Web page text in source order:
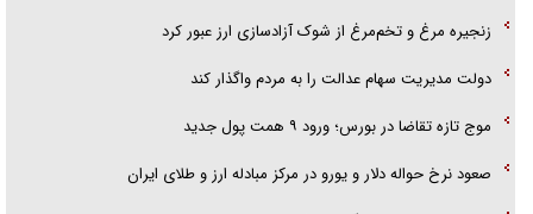
زنجیره مرغ و تخم‌مرغ از شوک آزادسازی ارز عبور کرد
دولت مدیریت سهام عدالت را به مردم واگذار کند
موج تازه تقاضا در بورس؛ ورود ۹ همت پول جدید
صعود نرخ حواله دلار و یورو در مرکز مبادله ارز و طلای ایران